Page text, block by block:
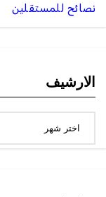
نصائح للمستقلين
الارشيف